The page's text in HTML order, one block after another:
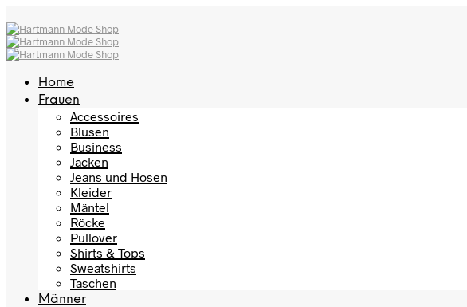
Home
Frauen
Accessoires
Blusen
Business
Jacken
Jeans und Hosen
Kleider
Mäntel
Röcke
Pullover
Shirts & Tops
Sweatshirts
Taschen
Männer